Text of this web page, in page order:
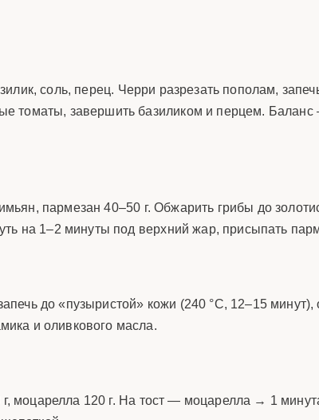
соль, перец. Черри разрезать пополам,
томаты, завершить базиликом и перцем. Баланс
пармезан 40–50 г. Обжарить грибы до
на 1–2 минуты под верхний жар, присыпать
до «пузыристой» кожи (240 °C, 12–15 минут),
и оливкового масла.
моцарелла 120 г. На тост — моцарелла → 1